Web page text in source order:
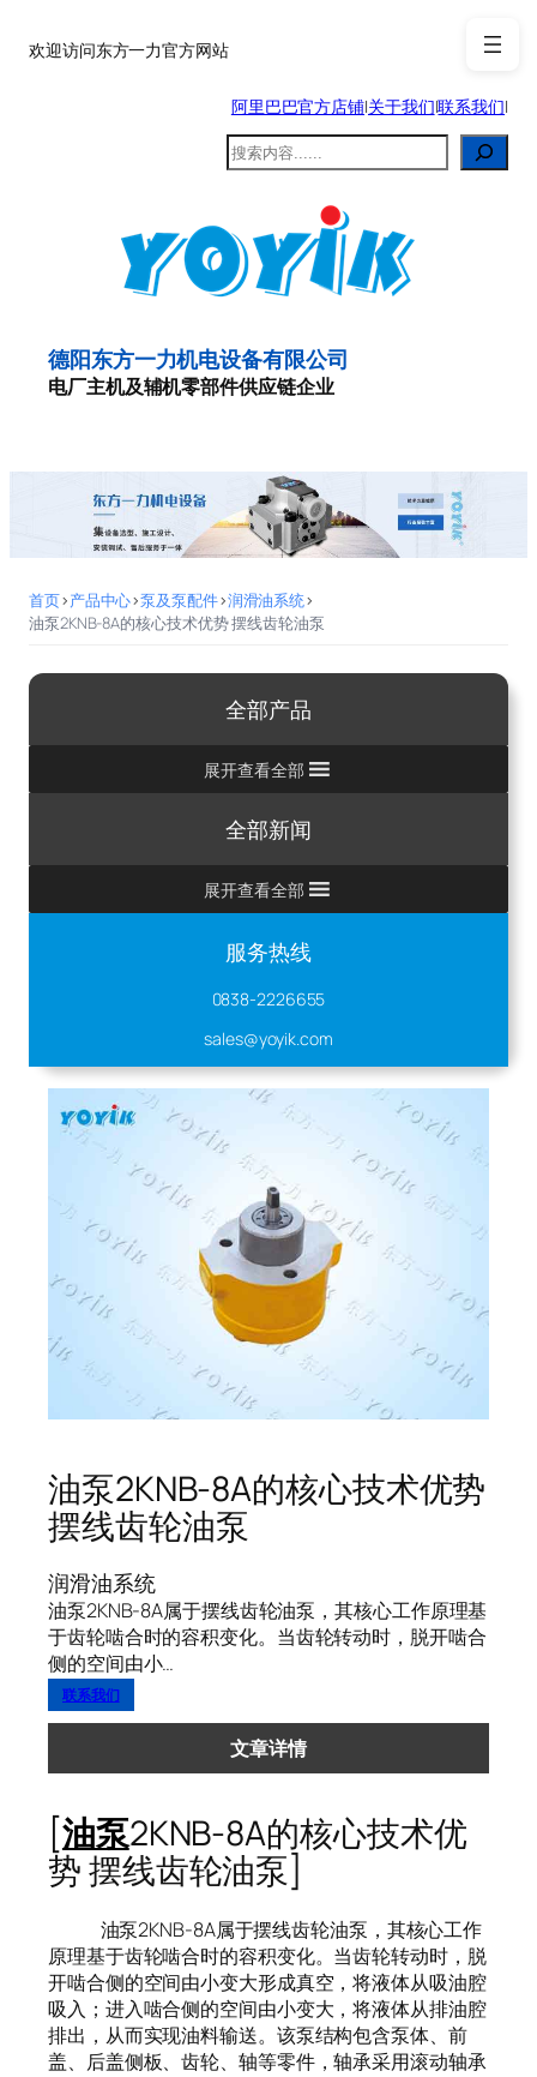
至欢迎访问东方一力官方网站
阿里巴巴官方店铺|关于我们|联系我们|
搜
索
德阳东方一力机电设备有限公司
电厂主机及辅机零部件供应链企业
首页>产品中心>泵及泵配件>润滑油系统>
油泵2KNB-8A的核心技术优势 摆线齿轮油泵
全部产品
展开查看全部
全部新闻
展开查看全部
服务热线
0838-2226655
sales@yoyik.com
油泵2KNB-8A的核心技术优势
摆线齿轮油泵
润滑油系统
油泵2KNB-8A属于摆线齿轮油泵，其核心工作原理基
于齿轮啮合时的容积变化。当齿轮转动时，脱开啮合
侧的空间由小…
联系我们
文章详情
[油泵2KNB-8A的核心技术优
势 摆线齿轮油泵]
油泵2KNB-8A属于摆线齿轮油泵，其核心工作
原理基于齿轮啮合时的容积变化。当齿轮转动时，脱
开啮合侧的空间由小变大形成真空，将液体从吸油腔
吸入；进入啮合侧的空间由小变大，将液体从排油腔
排出，从而实现油料输送。该泵结构包含泵体、前
盖、后盖侧板、齿轮、轴等零件，轴承采用滚动轴承